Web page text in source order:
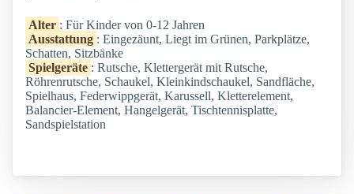
Alter : Für Kinder von 0-12 Jahren
Ausstattung : Eingezäunt, Liegt im Grünen, Parkplätze,
Schatten, Sitzbänke
Spielgeräte : Rutsche, Klettergerät mit Rutsche,
Röhrenrutsche, Schaukel, Kleinkindschaukel, Sandfläche,
Spielhaus, Federwippgerät, Karussell, Kletterelement,
Balancier-Element, Hangelgerät, Tischtennisplatte,
Sandspielstation